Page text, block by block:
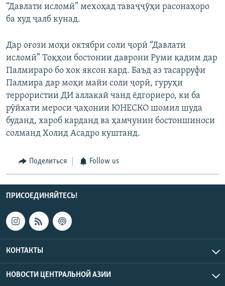
“Давлати исломӣ” мехоҳад таваҷҷӯҳи расонаҳоро
ба худ ҷалб кунад.
Дар оғози моҳи октябри соли ҷорӣ “Давлати
исломӣ” Тоқҳои бостонии даврони Руми қадим дар
Палмираро бо хок яксон кард. Баъд аз тасарруфи
Палмира дар моҳи майи соли ҷорӣ, гуруҳи
террористии ДИ аллакай чанд ёдгориеро, ки ба
рӯйхати мероси ҷаҳонии ЮНЕСКО шомил шуда
буданд, хароб карданд ва ҳамчунин бостоншиноси
солманд Холид Асадро куштанд.
Поделиться Follow us
ПРИСОЕДИНЯЙТЕСЬ!
КОНТАКТЫ
НОВОСТИ ЦЕНТРАЛЬНОЙ АЗИИ